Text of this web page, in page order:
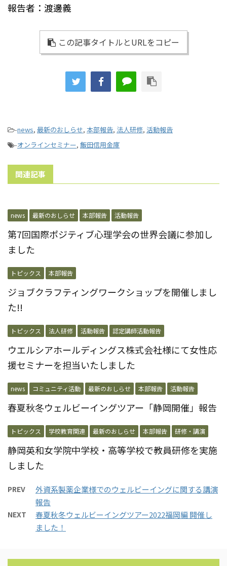
報告者：渡邊義
この記事タイトルとURLをコピー
-news, 最新のおしらせ, 本部報告, 法人研修, 活動報告
-オンラインセミナー, 飯田信用金庫
関連記事
news 最新のおしらせ 本部報告 活動報告
第7回国際ポジティブ心理学会の世界会議に参加し
ました
トピックス 本部報告
ジョブクラフティングワークショップを開催しまし
た!!
トピックス 法人研修 活動報告 認定講師活動報告
ウエルシアホールディングス株式会社様にて女性応
援セミナーを担当いたしました
news コミュニティ活動 最新のおしらせ 本部報告 活動報告
春夏秋冬ウェルビーイングツアー「静岡開催」報告
トピックス 学校教育関連 最新のおしらせ 本部報告 研修・講演
静岡英和女学院中学校・高等学校で教員研修を実施
しました
PREV
外資系製薬企業様でのウェルビーイングに関する講演
報告
NEXT
春夏秋冬ウェルビーイングツアー2022福岡編 開催し
ました！